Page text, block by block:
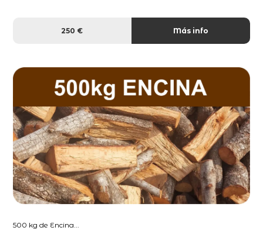
250 € Más info
500 kg de Encina...